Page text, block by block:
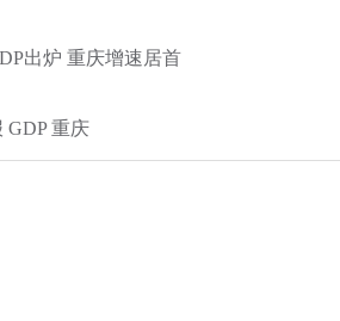
出炉 重庆增速居首
GDP 重庆